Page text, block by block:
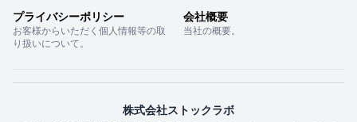
プライバシーポリシー
お客様からいただく個人情報等の取
り扱いについて。
会社概要
当社の概要。
株式会社ストックラボ